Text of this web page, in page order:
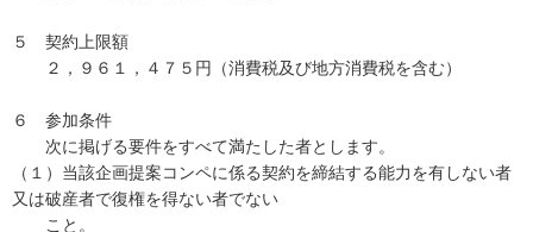
５ 契約上限額
２，９６１，４７５円（消費税及び地方消費税を含む）
６ 参加条件
次に掲げる要件をすべて満たした者とします。
（１）当該企画提案コンペに係る契約を締結する能力を有しない者
又は破産者で復権を得ない者でない
こと。